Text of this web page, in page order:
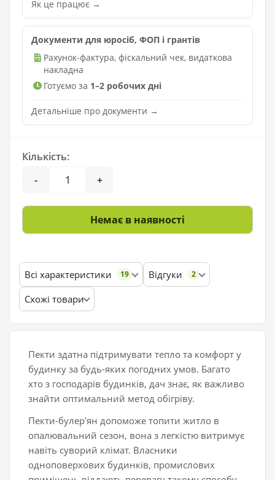
Як це працює →
Документи для юросіб, ФОП і грантів
Рахунок-фактура, фіскальний чек, видаткова
накладна
Готуємо за 1–2 робочих дні
Детальніше про документи →
Кількість:
-
+
Немає в наявності
Всі характеристики 19 Відгуки 2
Схожі товари
Пекти здатна підтримувати тепло та комфорт у
будинку за будь-яких погодних умов. Багато
хто з господарів будинків, дач знає, як важливо
знайти оптимальний метод обігріву.
Пекти-булер'ян допоможе топити житло в
опалювальний сезон, вона з легкістю витримує
навіть суворий клімат. Власники
одноповерхових будинків, промислових